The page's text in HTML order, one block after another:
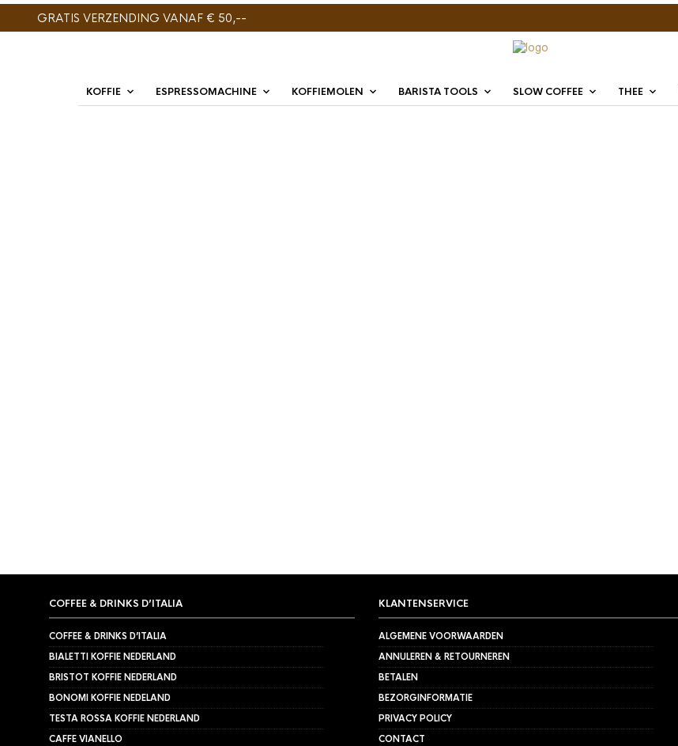
GRATIS VERZENDING VANAF € 50,--
KOFFIE ESPRESSOMACHINE KOFFIEMOLEN BARISTA TOOLS SLOW COFFEE THEE
COFFEE & DRINKS D’ITALIA
COFFEE & DRINKS D’ITALIA
BIALETTI KOFFIE NEDERLAND
BRISTOT KOFFIE NEDERLAND
BONOMI KOFFIE NEDELAND
TESTA ROSSA KOFFIE NEDERLAND
CAFFE VIANELLO
KLANTENSERVICE
ALGEMENE VOORWAARDEN
ANNULEREN & RETOURNEREN
BETALEN
BEZORGINFORMATIE
PRIVACY POLICY
CONTACT